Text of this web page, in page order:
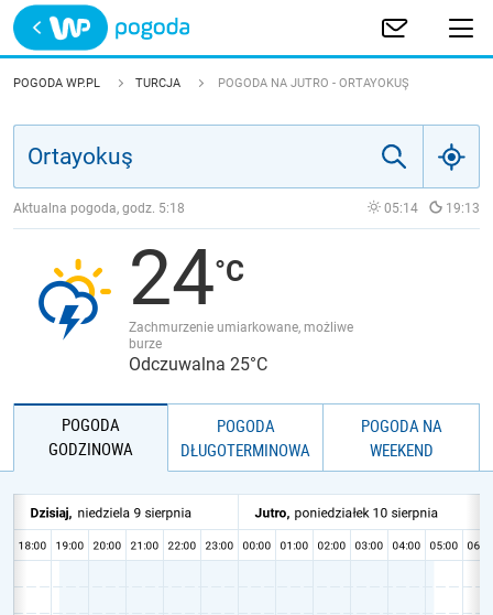
Trwa ładowanie
POLSKA
JAKOŚĆ POWIETRZA
POGODA WP.PL TURCJA POGODA NA JUTRO - ORTAYOKUŞ
Aktualna pogoda, godz. 5:18 05:14 19:13
24
Zachmurzenie umiarkowane, możliwe
burze
Odczuwalna 25°C
POGODA
GODZINOWA
POGODA
DŁUGOTERMINOWA
POGODA NA
WEEKEND